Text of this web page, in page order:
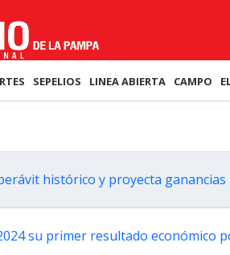
SEPELIOS LINEA ABIERTA CAMPO
histórico y proyecta ganancias
su primer resultado económico